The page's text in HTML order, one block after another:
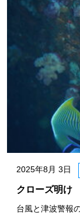
2025年8月 3日
クローズ明け
台風と津波警報